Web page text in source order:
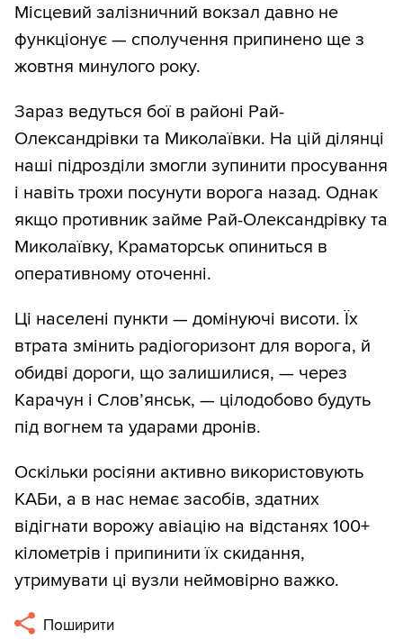
Місцевий залізничний вокзал давно не
функціонує — сполучення припинено ще з
жовтня минулого року.
Зараз ведуться бої в районі Рай-
Олександрівки та Миколаївки. На цій ділянці
наші підрозділи змогли зупинити просування
і навіть трохи посунути ворога назад. Однак
якщо противник займе Рай-Олександрівку та
Миколаївку, Краматорськ опиниться в
оперативному оточенні.
Ці населені пункти — домінуючі висоти. Їх
втрата змінить радіогоризонт для ворога, й
обидві дороги, що залишилися, — через
Карачун і Слов’янськ, — цілодобово будуть
під вогнем та ударами дронів.
Оскільки росіяни активно використовують
КАБи, а в нас немає засобів, здатних
відігнати ворожу авіацію на відстанях 100+
кілометрів і припинити їх скидання,
утримувати ці вузли неймовірно важко.
Поширити